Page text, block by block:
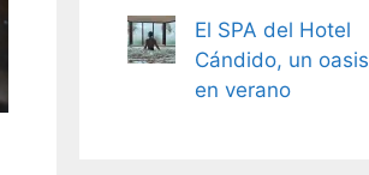
El SPA del Hotel
Cándido, un oasis
en verano